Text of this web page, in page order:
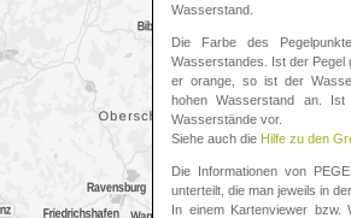
Wasserstand.
Die Farbe des
Wasserstandes. Ist der Pegel
er orange, so ist der
hohen Wasserstand an.
Wasserstände vor.
Siehe auch die Hilfe zu den
Die Informationen von
unterteilt, die man jeweils in
In einem Kartenviewer bzw.